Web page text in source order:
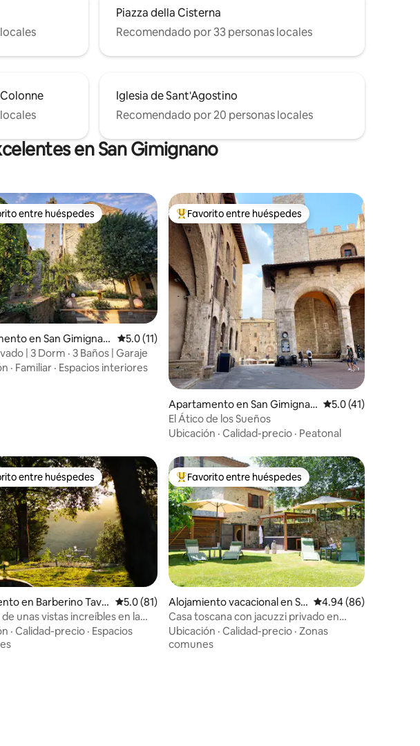
Piazza della Cisterna
Recomendado por 33 personas locales
Iglesia de Sant'Agostino
Recomendado por 20 personas locales
en San Gimignano
5.0 de 5, 61 reseñas
entre huéspedes preferido
entre huéspedes
en San Gimignan
Calificación promedio: 5.0 de 5, 11 reseñas
5.0 (11)
| 3 Dorm · 3 Baños | Garaje
· Familiar · Espacios interiores
Favorito entre huéspedes preferido
Favorito entre huéspedes
Apartamento en San Gimignan
o
Calificación
5.0 (41)
El Ático de los Sueños
Ubicación · Calidad-precio · Peatonal
5.0 de 5, 22 reseñas
entre huéspedes preferido
entre huéspedes
en Barberino Tava
Calificación promedio: 5.0 de 5, 81 reseñas
5.0 (81)
unas vistas increíbles en la
en nuestra casa de campo
· Calidad-precio · Espacios
Favorito entre huéspedes preferido
Favorito entre huéspedes
Alojamiento vacacional en Sa
n Gimignano
Calificación
4.94 (86)
Casa toscana con jacuzzi privado en
Chianti
Ubicación · Calidad-precio · Zonas
comunes